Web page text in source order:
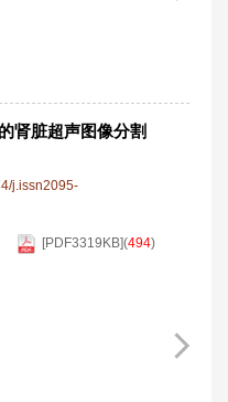
肾脏超声图像分割
j.issn2095-
[PDF3319KB](494)